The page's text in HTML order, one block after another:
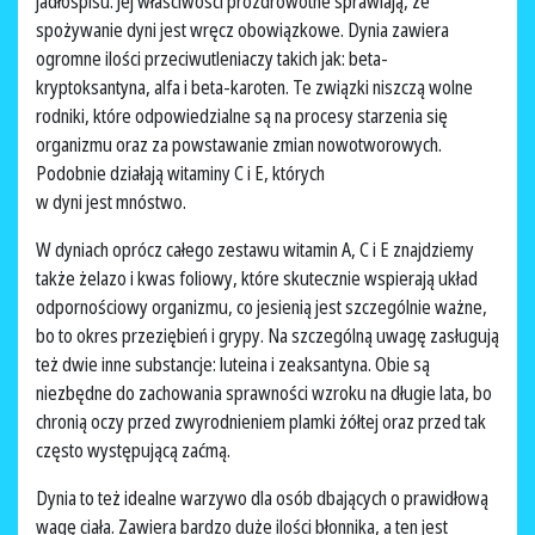
spożywanie dyni jest wręcz obowiązkowe. Dynia zawiera
ogromne ilości przeciwutleniaczy takich jak: beta-
kryptoksantyna, alfa i beta-karoten. Te związki niszczą wolne
rodniki, które odpowiedzialne są na procesy starzenia się
organizmu oraz za powstawanie zmian nowotworowych.
Podobnie działają witaminy C i E, których
w dyni jest mnóstwo.
W dyniach oprócz całego zestawu witamin A, C i E znajdziemy
także żelazo i kwas foliowy, które skutecznie wspierają układ
odpornościowy organizmu, co jesienią jest szczególnie ważne,
bo to okres przeziębień i grypy. Na szczególną uwagę zasługują
też dwie inne substancje: luteina i zeaksantyna. Obie są
niezbędne do zachowania sprawności wzroku na długie lata, bo
chronią oczy przed zwyrodnieniem plamki żółtej oraz przed tak
często występującą zaćmą.
Dynia to też idealne warzywo dla osób dbających o prawidłową
wagę ciała. Zawiera bardzo duże ilości błonnika, a ten jest